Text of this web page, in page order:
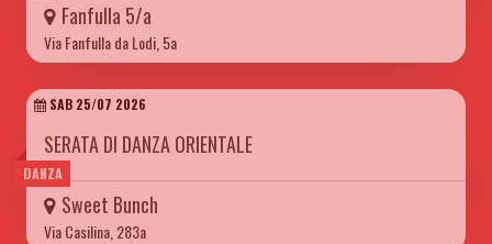
Fanfulla 5/a
Via Fanfulla da Lodi, 5a
DANZA
SAB 25/07 2026
SERATA DI DANZA ORIENTALE
Sweet Bunch
Via Casilina, 283a